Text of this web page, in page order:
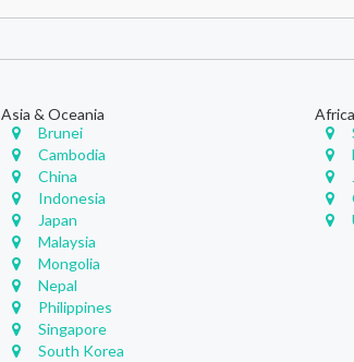
Asia & Oceania
Brunei
Cambodia
China
Indonesia
Japan
Malaysia
Mongolia
Nepal
Philippines
Singapore
South Korea